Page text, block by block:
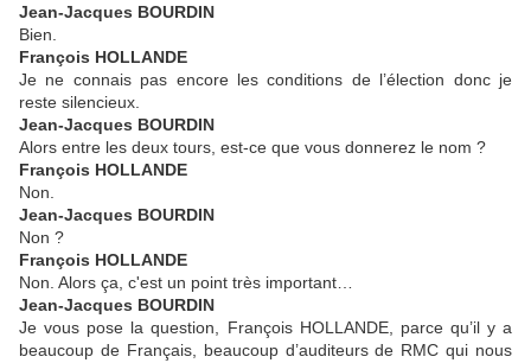
Jean-Jacques BOURDIN
Bien.
François HOLLANDE
Je ne connais pas encore les conditions de l’élection donc je
reste silencieux.
Jean-Jacques BOURDIN
Alors entre les deux tours, est-ce que vous donnerez le nom ?
François HOLLANDE
Non.
Jean-Jacques BOURDIN
Non ?
François HOLLANDE
Non. Alors ça, c'est un point très important…
Jean-Jacques BOURDIN
Je vous pose la question, François HOLLANDE, parce qu’il y a
beaucoup de Français, beaucoup d’auditeurs de RMC qui nous